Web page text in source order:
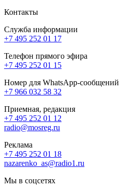
Контакты
Служба информации
+7 495 252 01 17
Телефон прямого эфира
+7 495 252 01 15
Номер для WhatsApp-сообщений
+7 966 032 58 32
Приемная, редакция
+7 495 252 01 12
radio@mosreg.ru
Реклама
+7 495 252 01 18
nazarenko_as@radio1.ru
Мы в соцсетях